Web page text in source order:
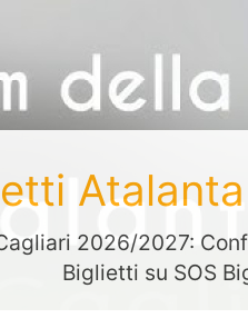
2026/2027:
Biglietti su SOS